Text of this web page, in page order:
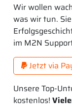
Wir wollen
was wir tun.
im M2N
Jetzt via
Unsere Top-
kostenlos!